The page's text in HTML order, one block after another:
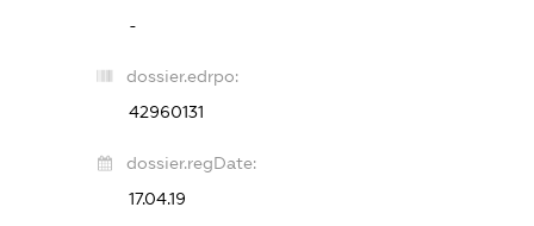
-
dossier.edrpo:
42960131
dossier.regDate:
17.04.19